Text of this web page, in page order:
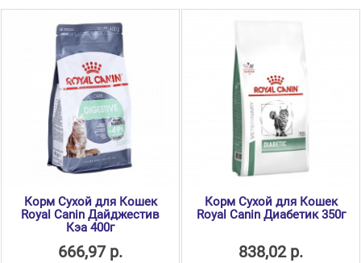
Корм Сухой для Кошек
Royal Canin Дайджестив
Кэа 400г
666,97 р.
Корм Сухой для Кошек
Royal Canin Диабетик 350г
838,02 р.